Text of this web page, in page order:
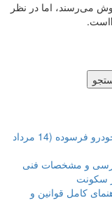
می‌رسند، اما در نظر
راهنمای کامل مراحل و شرایط اسقاط خودرو فرسوده (14 مرداد
کامل قوانین و